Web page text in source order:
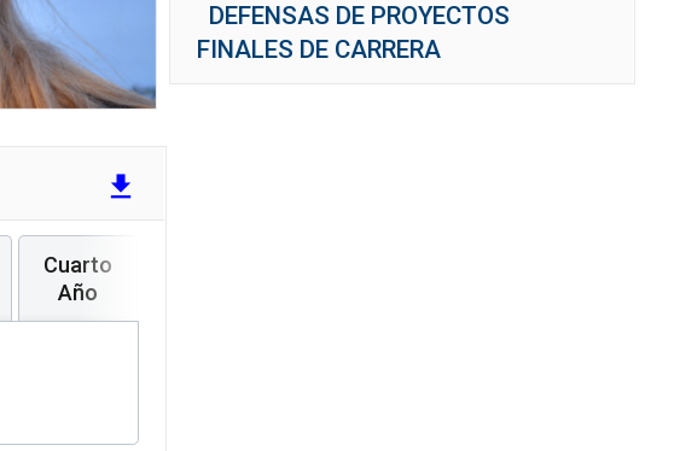
DEFENSAS DE PROYECTOS
FINALES DE CARRERA
file_download
Cuarto
Año